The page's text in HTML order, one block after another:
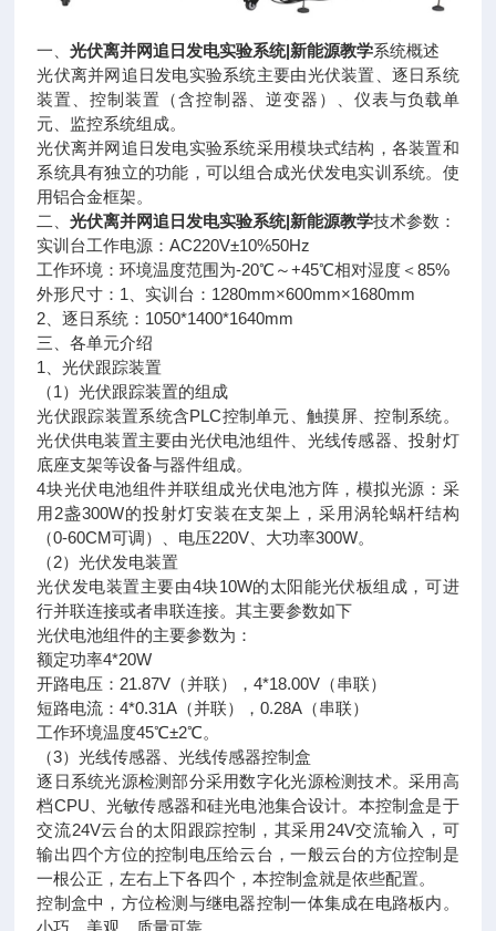
一、光伏离并网追日发电实验系统|新能源教学系统概述
光伏离并网追日发电实验系统主要由光伏装置、逐日系统
装置、控制装置（含控制器、逆变器）、仪表与负载单
元、监控系统组成。
光伏离并网追日发电实验系统采用模块式结构，各装置和
系统具有独立的功能，可以组合成光伏发电实训系统。使
用铝合金框架。
二、光伏离并网追日发电实验系统|新能源教学技术参数：
实训台工作电源：AC220V±10%50Hz
工作环境：环境温度范围为-20℃～+45℃相对湿度＜85%
外形尺寸：1、实训台：1280mm×600mm×1680mm
2、逐日系统：1050*1400*1640mm
三、各单元介绍
1、光伏跟踪装置
（1）光伏跟踪装置的组成
光伏跟踪装置系统含PLC控制单元、触摸屏、控制系统。
光伏供电装置主要由光伏电池组件、光线传感器、投射灯
底座支架等设备与器件组成。
4块光伏电池组件并联组成光伏电池方阵，模拟光源：采
用2盏300W的投射灯安装在支架上，采用涡轮蜗杆结构
（0-60CM可调）、电压220V、大功率300W。
（2）光伏发电装置
光伏发电装置主要由4块10W的太阳能光伏板组成，可进
行并联连接或者串联连接。其主要参数如下
光伏电池组件的主要参数为：
额定功率4*20W
开路电压：21.87V（并联），4*18.00V（串联）
短路电流：4*0.31A（并联），0.28A（串联）
工作环境温度45℃±2℃。
（3）光线传感器、光线传感器控制盒
逐日系统光源检测部分采用数字化光源检测技术。采用高
档CPU、光敏传感器和硅光电池集合设计。本控制盒是于
交流24V云台的太阳跟踪控制，其采用24V交流输入，可
输出四个方位的控制电压给云台，一般云台的方位控制是
一根公正，左右上下各四个，本控制盒就是依些配置。
控制盒中，方位检测与继电器控制一体集成在电路板内。
小巧，美观，质量可靠。